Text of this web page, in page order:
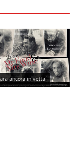
ancora in vetta